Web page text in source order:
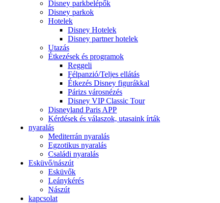
Disney parkbelépők
Disney parkok
Hotelek
Disney Hotelek
Disney partner hotelek
Utazás
Étkezések és programok
Reggeli
Félpanzió/Teljes ellátás
Étkezés Disney figurákkal
Párizs városnézés
Disney VIP Classic Tour
Disneyland Paris APP
Kérdések és válaszok, utasaink írták
nyaralás
Mediterrán nyaralás
Egzotikus nyaralás
Családi nyaralás
Esküvő/nászút
Esküvők
Leánykérés
Nászút
kapcsolat